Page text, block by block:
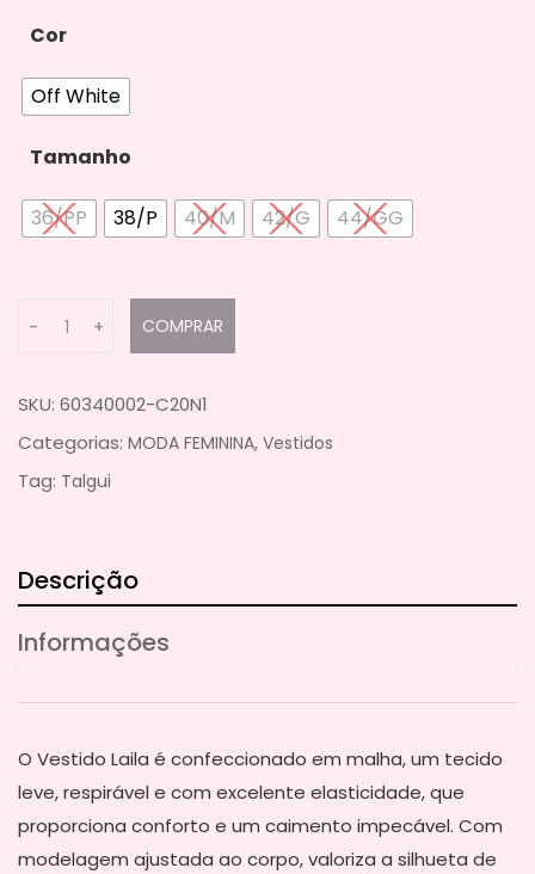
Cor
Off White
Tamanho
36/PP 38/P 40/M 42/G 44/GG
n
i
t
- + COMPRAR
SKU: 60340002-C20N1
Categorias: MODA FEMININA, Vestidos
Tag: Talgui
Descrição
Informações
O Vestido Laila é confeccionado em malha, um tecido
leve, respirável e com excelente elasticidade, que
proporciona conforto e um caimento impecável. Com
modelagem ajustada ao corpo, valoriza a silhueta de